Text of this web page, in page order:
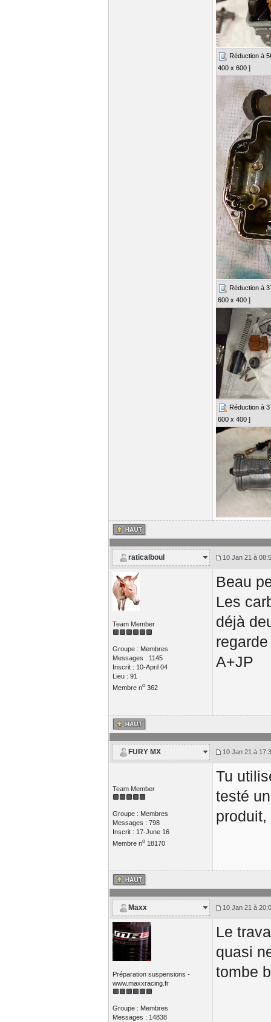
Réduction à
400 x 600 ]
Réduction à
600 x 400 ]
Réduction à
600 x 400 ]
raticalboul 10 Jan 21 à
Team Member
Groupe : Membres
Messages : 1145
Inscrit : 10-April 04
Lieu : 91
Membre no362
Beau
Les
déjà
A+JP
FURY MX 10 Jan 21 à
Team Member
Groupe : Membres
Messages : 798
Inscrit : 17-June 16
Membre no18170
Tu
testé
Maxx 10 Jan 21 à
Préparation suspensions -
www.maxxracing.fr
Groupe : Membres
Messages : 14838
Le
quasi
tombe